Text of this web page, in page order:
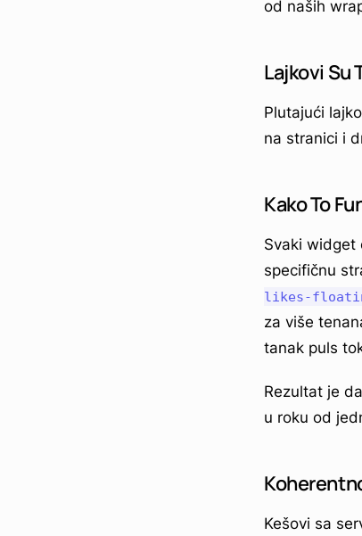
od naših
Lajkovi Su
Plutajući
na stranici i
Kako To
Svaki widget
specifičnu
likes-
za više
tanak puls
Rezultat je
u roku od
Kešovi sa